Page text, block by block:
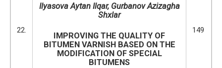
22.
Ilyasova Aytan Ilqar, Gurbanov Azizagha
Shxlar
IMPROVING THE QUALITY OF
BITUMEN VARNISH BASED ON THE
MODIFICATION OF SPECIAL
BITUMENS
149